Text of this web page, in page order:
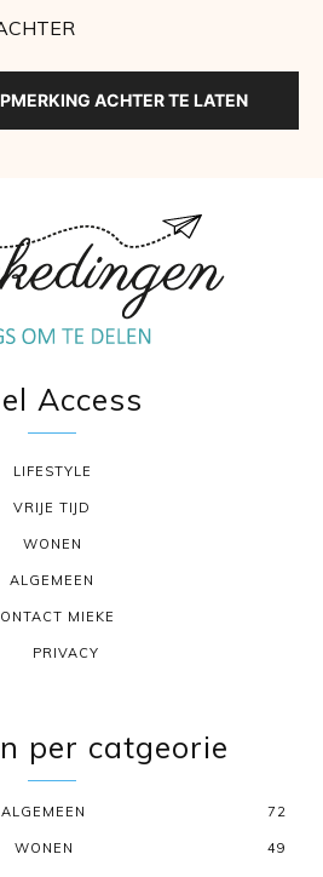
ACHTER TE LATEN
Access
LIFESTYLE
VRIJE TIJD
WONEN
ALGEMEEN
MIEKE
PRIVACY
per catgeorie
ALGEMEEN 72
WONEN 49